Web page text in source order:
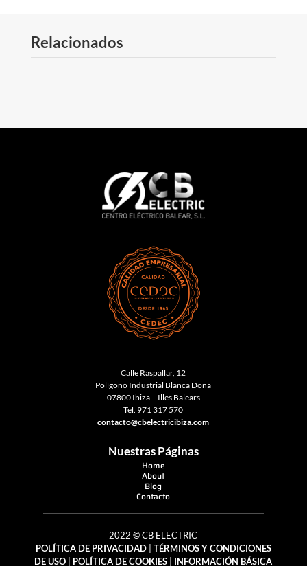
Relacionados
Calle Raspallar, 12
Polígono Industrial Blanca Dona
07800 Ibiza – Illes Balears
Tel. 971 317 570
contacto@cbelectricibiza.com
Nuestras Páginas
Home
About
Blog
Contacto
2022 © CB ELECTRIC
POLÍTICA DE PRIVACIDAD
TÉRMINOS Y CONDICIONES
DE USO
POLÍTICA DE COOKIES INFORMACIÓN BÁSICA